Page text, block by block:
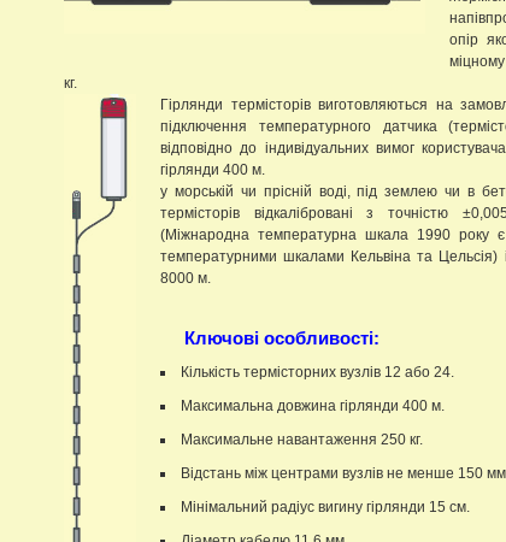
опір
кг.
Гірлянди термісторів виготовляються на
підключення температурного датчика
відповідно до індивідуальних вимог
гірлянди 400 м.
у морській чи прісній воді, під землею чи в
термісторів відкалібровані з точністю
(Міжнародна температурна шкала 1990 року
температурними шкалами Кельвіна та Цельсія)
8000 м.
Ключові особливості:
Кількість термісторних вузлів 12 або 24.
Максимальна довжина гірлянди 400 м.
Максимальне навантаження 250 кг.
Відстань між центрами вузлів не менше 150
Мінімальний радіус вигину гірлянди 15 см.